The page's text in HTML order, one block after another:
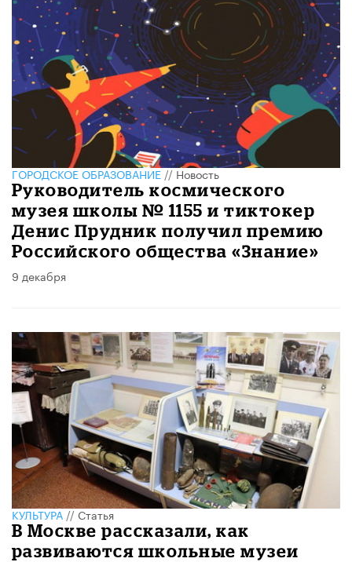
ГОРОДСКОЕ ОБРАЗОВАНИЕ//Новость
Руководитель космического
музея школы № 1155 и тиктокер
Денис Прудник получил премию
Российского общества «Знание»
9 декабря
КУЛЬТУРА//Статья
В Москве рассказали, как
развиваются школьные музеи